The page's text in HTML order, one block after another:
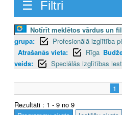
☰ Filtri
Notīrīt meklētos vārdus un
grupa:
Profesionālā izglītība
Atrašanās vieta:
Rīga
veids:
Speciālās izglītības
1
Rezultāti : 1 - 9 no 9